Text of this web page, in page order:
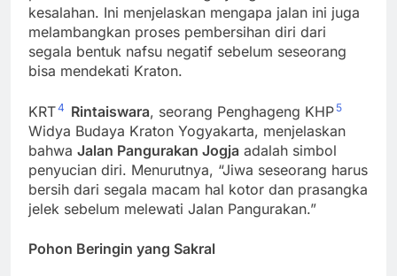
kesalahan. Ini menjelaskan mengapa jalan ini juga
melambangkan proses pembersihan diri dari
segala bentuk nafsu negatif sebelum seseorang
bisa mendekati Kraton.
KRT4 Rintaiswara, seorang Penghageng KHP 5
Widya Budaya Kraton Yogyakarta, menjelaskan
bahwa Jalan Pangurakan Jogja adalah simbol
penyucian diri. Menurutnya, “Jiwa seseorang harus
bersih dari segala macam hal kotor dan prasangka
jelek sebelum melewati Jalan Pangurakan.”
Pohon Beringin yang Sakral